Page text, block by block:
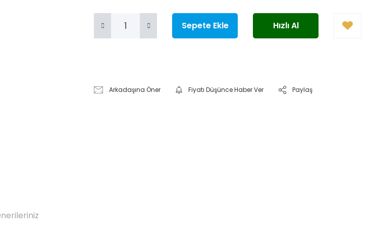
Sepete Ekle Hızlı Al
Arkadaşına Öner Fiyatı Düşünce Haber Ver Paylaş